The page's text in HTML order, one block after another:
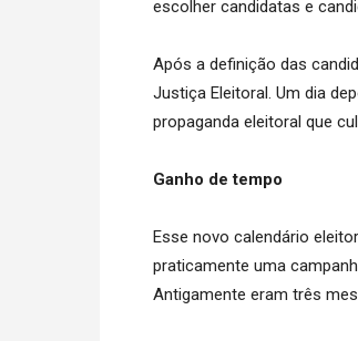
escolher candidatas e
Após a definição das
Justiça Eleitoral. Um dia
propaganda eleitoral que
Ganho de tempo
Esse novo calendário
praticamente uma
Antigamente eram três